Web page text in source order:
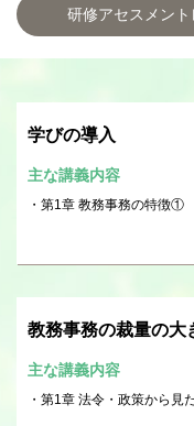
研修アセスメン
学びの導入
主な講義内容
第1章 教務事務の特徴①
教務事務の裁量の大
主な講義内容
第1章 法令・政策から見